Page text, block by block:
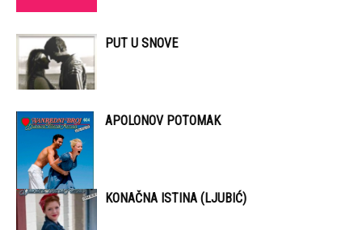
PUT U SNOVE
APOLONOV POTOMAK
KONAČNA ISTINA (LJUBIĆ)